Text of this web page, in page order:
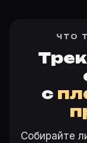
ЧТО
с
Собирайте